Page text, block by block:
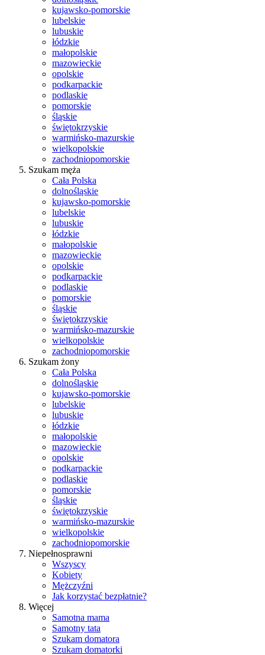
kujawsko-pomorskie
lubelskie
lubuskie
łódzkie
małopolskie
mazowieckie
opolskie
podkarpackie
podlaskie
pomorskie
śląskie
świętokrzyskie
warmińsko-mazurskie
wielkopolskie
zachodniopomorskie
Szukam męża
Cała Polska
dolnośląskie
kujawsko-pomorskie
lubelskie
lubuskie
łódzkie
małopolskie
mazowieckie
opolskie
podkarpackie
podlaskie
pomorskie
śląskie
świętokrzyskie
warmińsko-mazurskie
wielkopolskie
zachodniopomorskie
Szukam żony
Cała Polska
dolnośląskie
kujawsko-pomorskie
lubelskie
lubuskie
łódzkie
małopolskie
mazowieckie
opolskie
podkarpackie
podlaskie
pomorskie
śląskie
świętokrzyskie
warmińsko-mazurskie
wielkopolskie
zachodniopomorskie
Niepełnosprawni
Wszyscy
Kobiety
Mężczyźni
Jak korzystać bezpłatnie?
Więcej
Samotna mama
Samotny tata
Szukam domatora
Szukam domatorki